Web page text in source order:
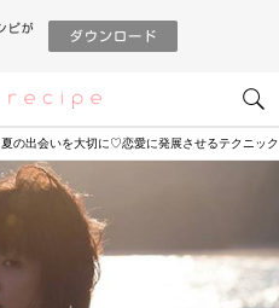
恋愛レシピ
夏の出会いを大切に♡恋愛に発展させるテクニック